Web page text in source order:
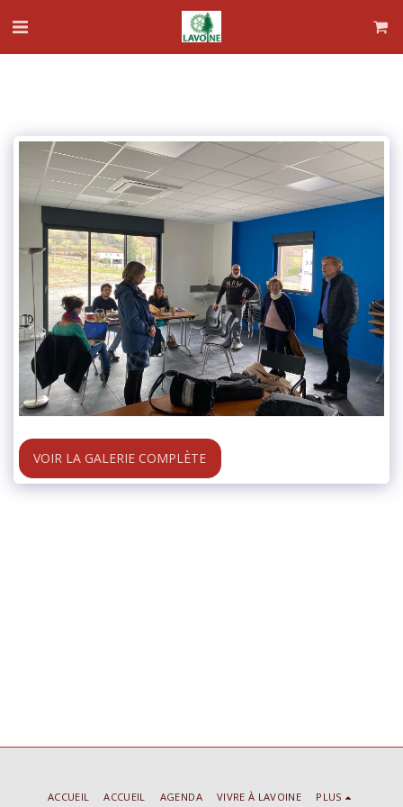
VOIR LA GALERIE COMPLÈTE
ACCUEIL ACCUEIL AGENDA VIVRE À LAVOINE PLUS